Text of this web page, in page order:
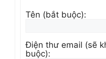
Tên (bắt buộc):
Điện thư email (sẽ
buộc):